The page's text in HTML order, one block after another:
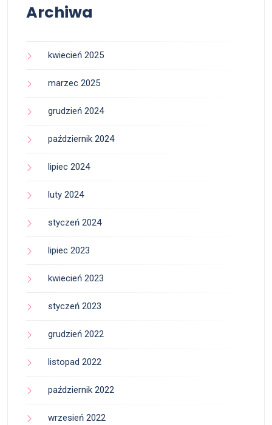
Archiwa
kwiecień 2025
marzec 2025
grudzień 2024
październik 2024
lipiec 2024
luty 2024
styczeń 2024
lipiec 2023
kwiecień 2023
styczeń 2023
grudzień 2022
listopad 2022
październik 2022
wrzesień 2022